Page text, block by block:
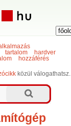
tartalom
hardver
hozzáférés
közül válogathatsz.